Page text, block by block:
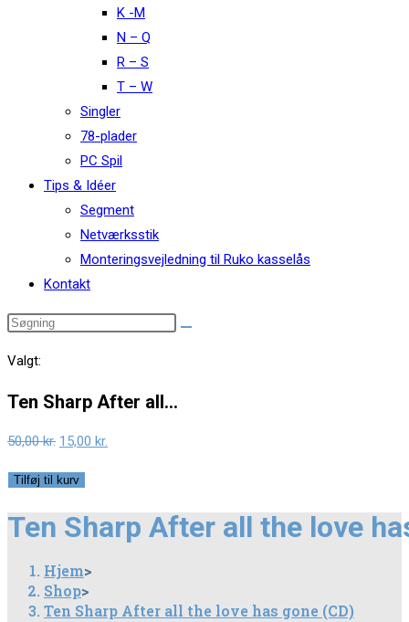
K -M
N – Q
R – S
T – W
Singler
78-plader
PC Spil
Tips & Idéer
Segment
Netværksstik
Monteringsvejledning til Ruko kasselås
Kontakt
Valgt:
Ten Sharp After all…
50,00kr. Original
was:
50,00 kr..
15,00 kr.
15,00 kr..
Ten
After
love
Tilføj til kurv
Ten Sharp After all the love
Hjem>
Shop>
Ten Sharp After all the love has gone (CD)